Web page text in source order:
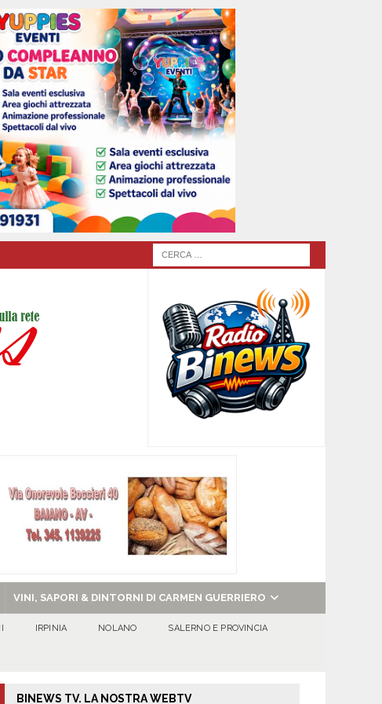
VINI, SAPORI & DINTORNI DI CARMEN GUERRIERO
IRPINIA NOLANO SALERNO E PROVINCIA
BINEWS TV. LA NOSTRA WEBTV